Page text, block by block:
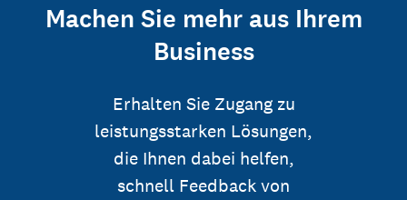
Machen Sie mehr aus Ihrem
Business
Erhalten Sie Zugang zu
leistungsstarken Lösungen,
die Ihnen dabei helfen,
schnell Feedback von